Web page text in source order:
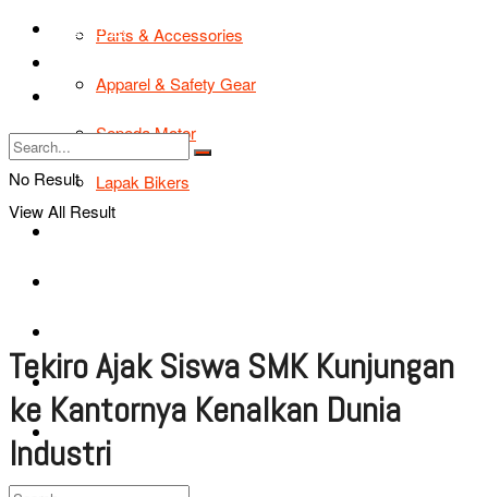
Parts & Accessories
Apparel & Safety Gear
Sepeda Motor
Lapak Bikers
Bikers Cars
TIPS & TRIK
Tentang Kami
No Result
View All Result
Tekiro Ajak Siswa SMK Kunjungan
ke Kantornya Kenalkan Dunia
Industri